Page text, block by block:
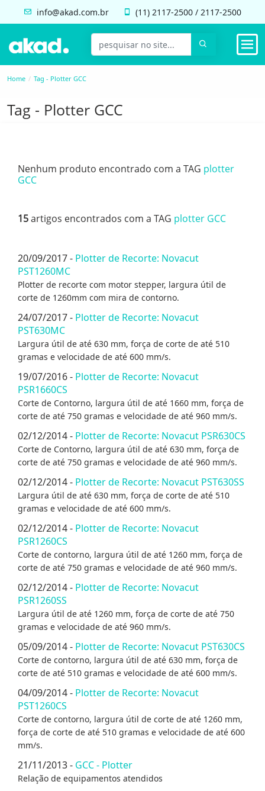
info@akad.com.br (11) 2117-2500 / 2117-2500
Home Tag - Plotter GCC
Tag - Plotter GCC
Nenhum produto encontrado com a TAG plotter
GCC
15artigos encontrados com a TAG plotter GCC
20/09/2017 - Plotter de Recorte: Novacut
PST1260MC
Plotter de recorte com motor stepper, largura útil de
corte de 1260mm com mira de contorno.
24/07/2017 - Plotter de Recorte: Novacut
PST630MC
Largura útil de até 630 mm, força de corte de até 510
gramas e velocidade de até 600 mm/s.
19/07/2016 - Plotter de Recorte: Novacut
PSR1660CS
Corte de Contorno, largura útil de até 1660 mm, força de
corte de até 750 gramas e velocidade de até 960 mm/s.
02/12/2014 - Plotter de Recorte: Novacut PSR630CS
Corte de Contorno, largura útil de até 630 mm, força de
corte de até 750 gramas e velocidade de até 960 mm/s.
02/12/2014 - Plotter de Recorte: Novacut PST630SS
Largura útil de até 630 mm, força de corte de até 510
gramas e velocidade de até 600 mm/s.
02/12/2014 - Plotter de Recorte: Novacut
PSR1260CS
Corte de contorno, largura útil de até 1260 mm, força de
corte de até 750 gramas e velocidade de até 960 mm/s.
02/12/2014 - Plotter de Recorte: Novacut
PSR1260SS
Largura útil de até 1260 mm, força de corte de até 750
gramas e velocidade de até 960 mm/s.
05/09/2014 - Plotter de Recorte: Novacut PST630CS
Corte de contorno, largura útil de até 630 mm, força de
corte de até 510 gramas e velocidade de até 600 mm/s.
04/09/2014 - Plotter de Recorte: Novacut
PST1260CS
Corte de contorno, largura útil de corte de até 1260 mm,
força de corte de até 510 gramas e velocidade de até 600
mm/s.
21/11/2013 - GCC - Plotter
Relação de equipamentos atendidos